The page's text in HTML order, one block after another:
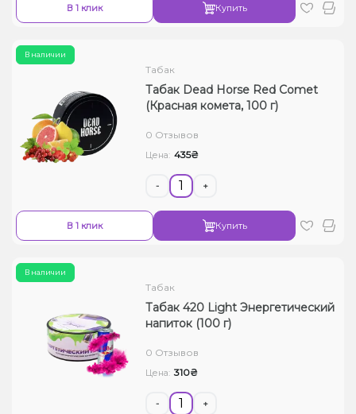
В 1 клик Купить
В наличии
Табак
Табак Dead Horse Red Comet
(Красная комета, 100 г)
0 Отзывов
Цена: 435₴
- +
В 1 клик Купить
В наличии
Табак
Табак 420 Light Энергетический
напиток (100 г)
0 Отзывов
Цена: 310₴
- +